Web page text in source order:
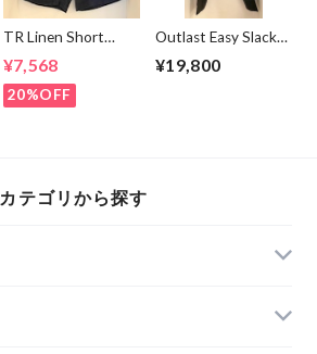
TR Linen Short
Pants Navy
¥7,568
20%OFF
Outlast Easy Slacks
Pants Charcoal
¥19,800
カテゴリから探す